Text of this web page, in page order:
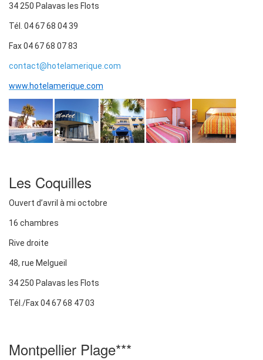
34 250 Palavas les Flots
Tél. 04 67 68 04 39
Fax 04 67 68 07 83
contact@hotelamerique.com
www.hotelamerique.com
Les Coquilles
Ouvert d’avril à mi octobre
16 chambres
Rive droite
48, rue Melgueil
34 250 Palavas les Flots
Tél./Fax 04 67 68 47 03
Montpellier Plage***